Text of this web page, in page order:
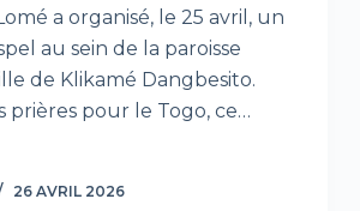
a organisé, le 25 avril, un
au sein de la paroisse
de Klikamé Dangbesito.
prières pour le Togo, ce…
26 AVRIL 2026